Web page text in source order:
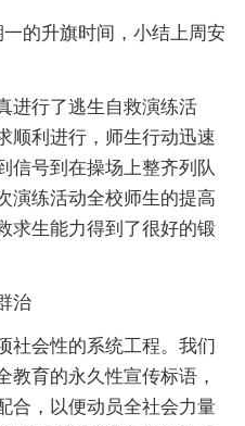
的升旗时间，小结上周安
进行了逃生自救演练活
顺利进行，师生行动迅速
信号到在操场上整齐列队
演练活动全校师生的提高
求生能力得到了很好的锻
治
社会性的系统工程。我们
教育的永久性宣传标语，
合，以便动员全社会力量